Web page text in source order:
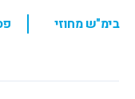
בימ"ש מחוזי ,